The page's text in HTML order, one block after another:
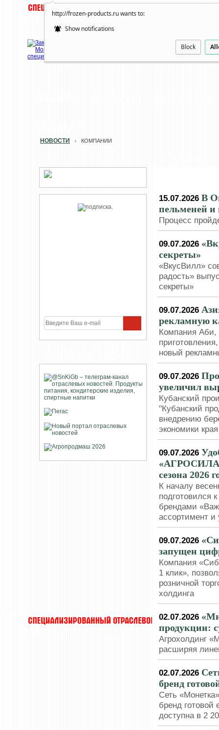
http://frozen-products.ru wants to:
Show notifications
Block
НОВОСТИ › КОМПАНИИ
15.07.2026 В
пельменей и
Процесс
09.07.2026
секреты»
«ВкусВилл»
радость»
секреты»
09.07.2026
рекламную
Компания Аби,
новый
09.07.2026
увеличил
Кубанский
"Кубанский
внедрению
экономики края
09.07.2026
сезона 2026
К началу
подготовился
брендами
ассортимент
09.07.2026
запущен
Компания
1 клик»,
розничной
холдинга
02.07.2026
продукции:
Агрохолдинг
расширяя
02.07.2026
бренд
Сеть
бренд
доступна в 2